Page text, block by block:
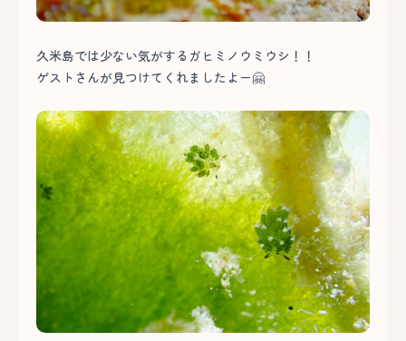
久米島では少ない気がするガヒミノウミウシ！！
ゲストさんが見つけてくれましたよー🤗